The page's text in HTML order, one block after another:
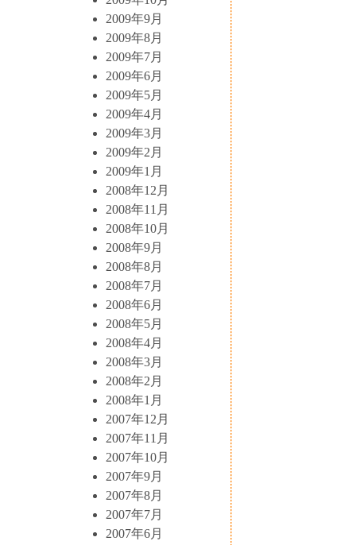
2009年9月
2009年8月
2009年7月
2009年6月
2009年5月
2009年4月
2009年3月
2009年2月
2009年1月
2008年12月
2008年11月
2008年10月
2008年9月
2008年8月
2008年7月
2008年6月
2008年5月
2008年4月
2008年3月
2008年2月
2008年1月
2007年12月
2007年11月
2007年10月
2007年9月
2007年8月
2007年7月
2007年6月